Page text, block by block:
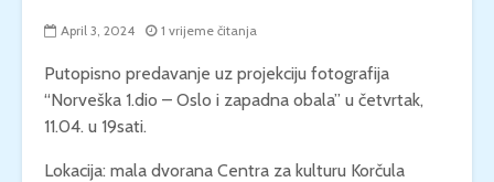
April 3, 2024 1 vrijeme čitanja
Putopisno predavanje uz projekciju fotografija
“Norveška 1.dio – Oslo i zapadna obala” u četvrtak,
11.04. u 19sati.
Lokacija: mala dvorana Centra za kulturu Korčula